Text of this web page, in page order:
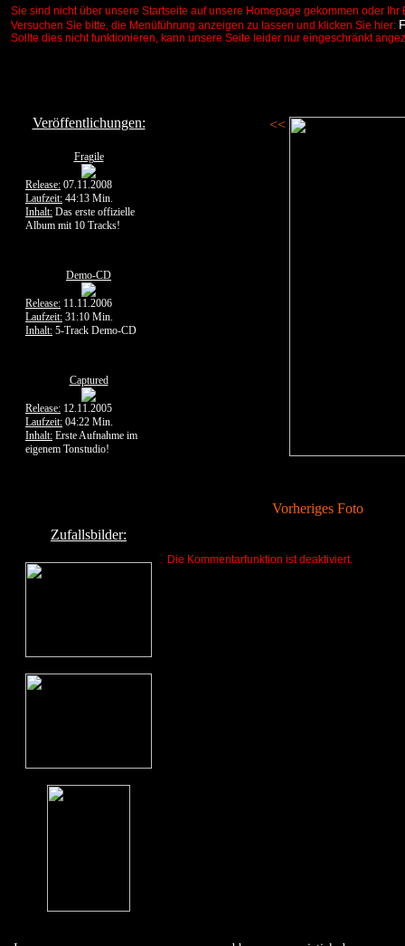
Sie sind nicht über unsere Startseite auf unsere Homepage gekommen oder
Versuchen Sie bitte, die Menüführung anzeigen zu lassen und klicken Sie hier:
Sollte dies nicht funktionieren, kann unsere Seite leider nur eingeschränkt
Veröffentlichungen:
Fragile
Release: 07.11.2008
Laufzeit: 44:13 Min.
Inhalt: Das erste offizielle
Album mit 10 Tracks!
Demo-CD
Release: 11.11.2006
Laufzeit: 31:10 Min.
Inhalt: 5-Track Demo-CD
Captured
Release: 12.11.2005
Laufzeit: 04:22 Min.
Inhalt: Erste Aufnahme im
eigenem Tonstudio!
Zufallsbilder:
<<
Vorheriges Foto
Die Kommentarfunktion ist deaktiviert.